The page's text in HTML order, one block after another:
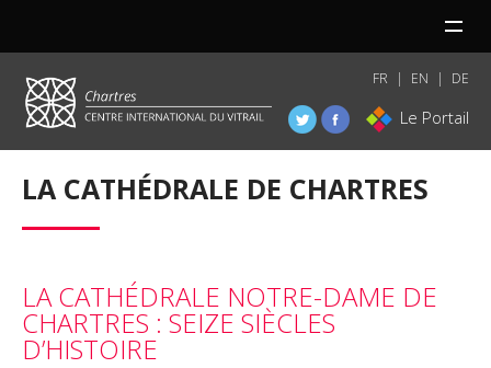
FR EN DE
Le Portail
LA CATHÉDRALE DE CHARTRES
LA CATHÉDRALE NOTRE-DAME DE
CHARTRES : SEIZE SIÈCLES
D’HISTOIRE